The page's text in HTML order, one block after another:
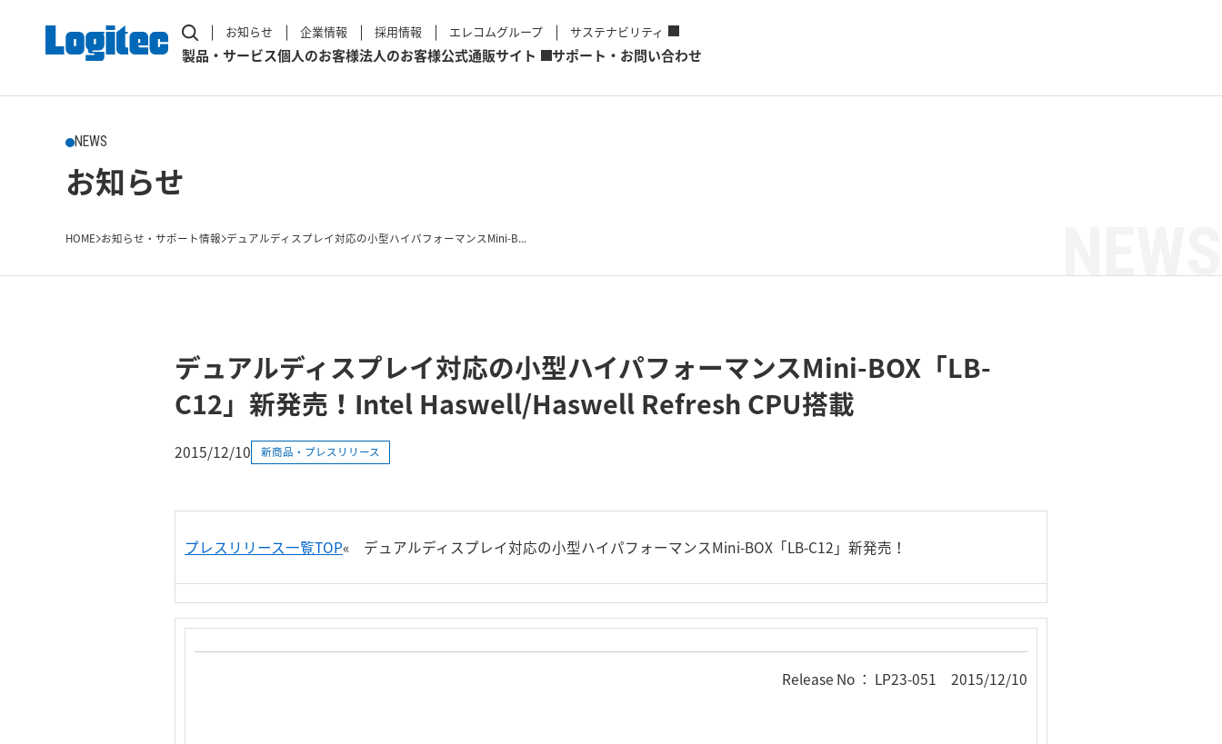
お知らせ 企業情報 採用情報 エレコムグループ サステナビリティ
製品・サービス個人のお客様法人のお客様公式通販サイト サポート・お問い合わせ
NEWS
お知らせ
HOME お知らせ・サポート情報 デュアルディスプレイ対応の小型ハイパフォーマンスMini-B...
デュアルディスプレイ対応の小型ハイパフォーマンスMini-BOX「LB-
C12」新発売！Intel Haswell/Haswell Refresh CPU搭載
2015/12/10 新商品・プレスリリース
プレスリリース一覧TOP« デュアルディスプレイ対応の小型ハイパフォーマンスMini-BOX「LB-C12」新発売！
Release No ： LP23-051 2015/12/10